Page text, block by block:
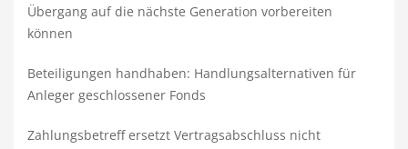
Übergang auf die nächste Generation vorbereiten
können
Beteiligungen handhaben: Handlungsalternativen für
Anleger geschlossener Fonds
Zahlungsbetreff ersetzt Vertragsabschluss nicht